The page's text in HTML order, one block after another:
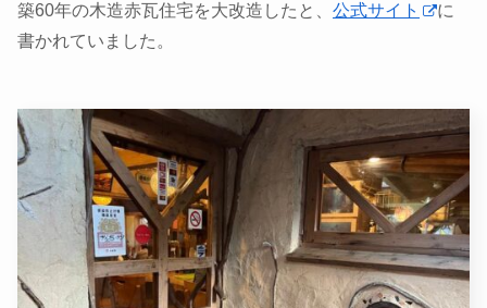
築60年の木造赤瓦住宅を大改造したと、 公式サイト
に
書かれていました。